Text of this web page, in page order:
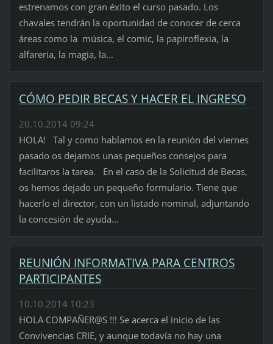
estrenamos con gran éxito el curso pasado. Los
chavales tendrán la oportunidad de conocer de cerca
áreas como la música, el comic, la papiroflexia, la
alfareria, la magia, la...
CÓMO PEDIR BECAS Y HACER EL INGRESO
20.10.2014 09:24
HOLA! Tal y como hablamos en la reunión del viernes
pasado os dejamos unas pequeños consejos para
facilitaros la tarea. En el caso de la Solicitud de Becas,
os hemos dejado un pequeño formulario. Tiene que
hacerlo el director, con un listado nominal, adjuntando
la concesión de ayuda...
REUNIÓN INFORMATIVA PARA CENTROS
PARTICIPANTES
10.10.2014 10:23
HOLA COMPAÑER@S !!! Se acerca el inicio de las
Convivencias CRIE, y aunque todavía no hay una